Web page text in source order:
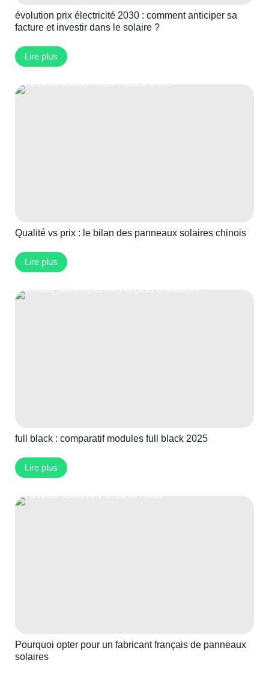
évolution prix électricité 2030 : comment anticiper sa
facture et investir dans le solaire ?
Lire plus
Qualité vs prix : le bilan des panneaux solaires chinois
Lire plus
full black : comparatif modules full black 2025
Lire plus
Pourquoi opter pour un fabricant français de panneaux
solaires